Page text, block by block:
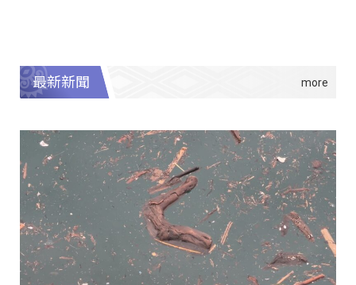
最新新聞